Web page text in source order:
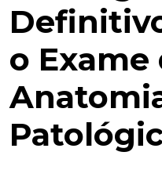
o Exame